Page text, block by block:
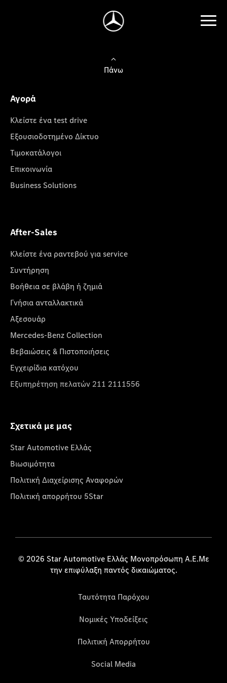
Πάνω
Αγορά
Κλείστε ένα test drive
Εξουσιοδοτημένο Δίκτυο
Τιμοκατάλογοι
Επικοινωνία
Business Solutions
After-Sales
Κλείστε ένα ραντεβού για service
Συντήρηση
Βοήθεια σε βλάβη ή ζημιά
Γνήσια ανταλλακτικά
Αξεσουάρ
Mercedes-Benz Collection
Βεβαιώσεις & Πιστοποιήσεις
Εγχειρίδια κατόχου
Εξυπηρέτηση πελατών 211 2111556
Σχετικά με μας
Star Automotive Ελλάς
Βιωσιμότητα
Πολιτική Διαχείρισης Αναφορών
Πολιτική απορρήτου 5Star
© 2026 Star Automotive Ελλάς Μονοπρόσωπη Α.Ε.Με
την επιφύλαξη παντός δικαιώματος.
Ταυτότητα Παρόχου
Νομικές Υποδείξεις
Πολιτική Απορρήτου
Social Media